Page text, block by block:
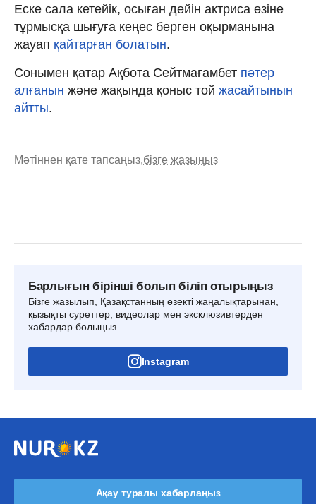
Еске сала кетейік, осыған дейін актриса өзіне
тұрмысқа шығуға кеңес берген оқырманына
жауап қайтарған болатын.
Сонымен қатар Ақбота Сейтмағамбет пәтер
алғанын және жақында қоныс той жасайтынын
айтты.
Мәтіннен қате тапсаңыз,бізге жазыңыз
Барлығын бірінші болып біліп отырыңыз
Бізге жазылып, Қазақстанның өзекті жаңалықтарынан,
қызықты суреттер, видеолар мен эксклюзивтерден
хабардар болыңыз.
Instagram
Ақау туралы хабарлаңыз